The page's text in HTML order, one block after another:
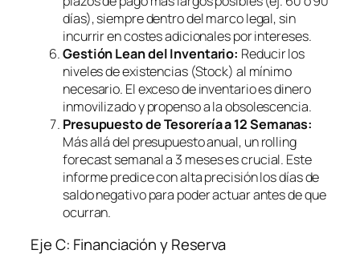
días), siempre dentro del marco legal, sin
incurrir en costes adicionales por intereses.
Gestión Lean del Inventario: Reducir los
niveles de existencias (Stock) al mínimo
necesario. El exceso de inventario es dinero
inmovilizado y propenso a la obsolescencia.
Presupuesto de Tesorería a 12 Semanas:
Más allá del presupuesto anual, unrolling
forecastsemanal a 3 meses es crucial. Este
informe predice con alta precisión los días de
saldo negativo para poder actuar antes de que
ocurran.
Eje C: Financiación y Reserva